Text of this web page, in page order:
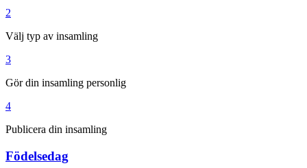
2
Välj typ av insamling
3
Gör din insamling personlig
4
Publicera din insamling
Födelsedag